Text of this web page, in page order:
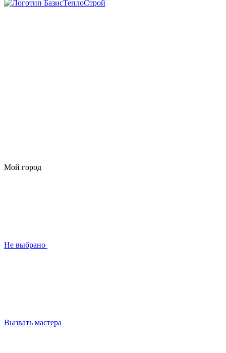
Мой город
Не выбрано
Вызвать мастера